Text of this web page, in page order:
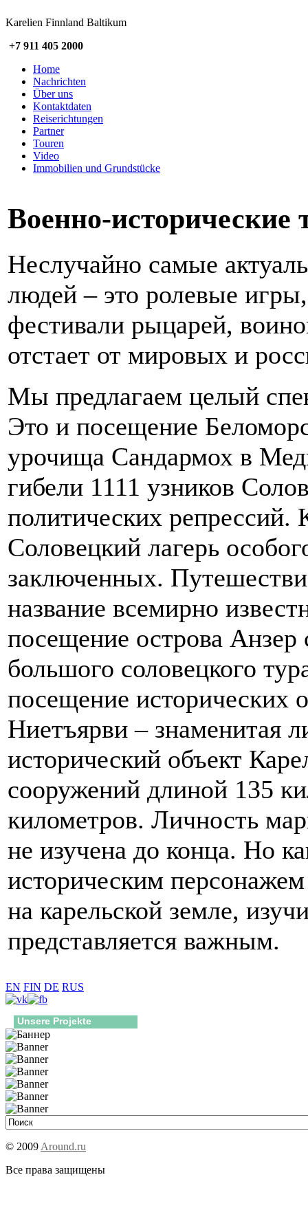
Karelien Finnland Baltikum
+7 911 405 2000
Home
Nachrichten
Über uns
Kontaktdaten
Reiserichtungen
Partner
Touren
Video
Immobilien und Grundstücke
Военно-исторические
Неслучайно самые
людей – это ролевые
фестивали рыцарей,
отстает от мировых и
Мы предлагаем целый
Это и посещение
урочища Сандармох в
гибели 1111 узников
политических репрессий.
Соловецкий лагерь
заключенных.
название всемирно
посещение острова Анзер
большого соловецкого
посещение исторических
Ниетъярви – знаменитая
исторический объект
сооружений длиной 135
километров. Личность
не изучена до конца. Но
историческим
на карельской земле,
представляется важным.
EN FIN DE RUS
Unsere Projekte
© 2009 Around.ru
Все права защищены